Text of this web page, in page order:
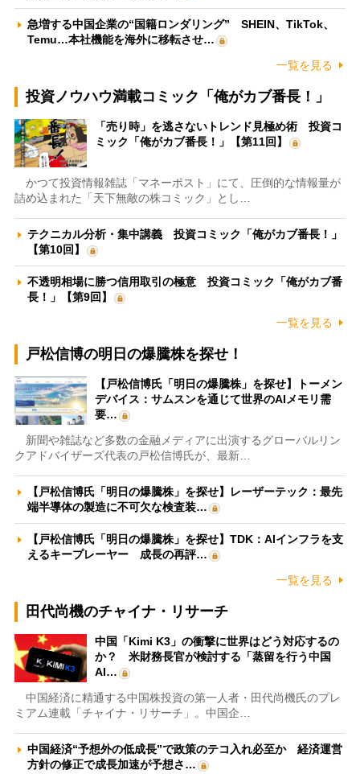
急増する中国企業の“国籍ロンダリング” SHEIN、TikTok、
Temu…本社機能を海外に移転させ…
一覧を見る
投資ノウハウ満載コミック「俺がカブ番長！」
「売り時」を逃さないトレンド見極め術 投資コ
ミック「俺がカブ番長！」【第11回】
かつて投資情報雑誌「マネーポスト」にて、圧倒的な情報量が
詰め込まれた「天下無敵の株コミック」とし…
テクニカル分析・集中講義 投資コミック「俺がカブ番長！」
【第10回】
不透明相場に勝つ信用取引の極意 投資コミック「俺がカブ番
長！」【第9回】
一覧を見る
戸松信博の明日の爆騰株を探せ！
【戸松信博氏「明日の爆騰株」を探せ】トーメン
デバイス：サムスンを通じて世界のAIメモリ需
要…
新聞や雑誌など多数の金融メディアに出演するグローバルリン
クアドバイザーズ代表の戸松信博氏が、最新…
【戸松信博氏「明日の爆騰株」を探せ】レーザーテック：最先
端半導体の製造に不可欠な検査装…
【戸松信博氏「明日の爆騰株」を探せ】TDK：AIインフラを支
えるキープレーヤー 成長の再評…
一覧を見る
田代尚機のチャイナ・リサーチ
中国「Kimi K3」の衝撃に世界はどう対応するの
か？ 米財務長官が検討する「蒸留を行う中国
AI…
中国経済に精通する中国株投資の第一人者・田代尚機氏のプレ
ミアム連載「チャイナ・リサーチ」。中国企…
中国経済“予想外の低成長”で政策のテコ入れ必至か 経済運営
方針の修正で成長加速が予想さ…